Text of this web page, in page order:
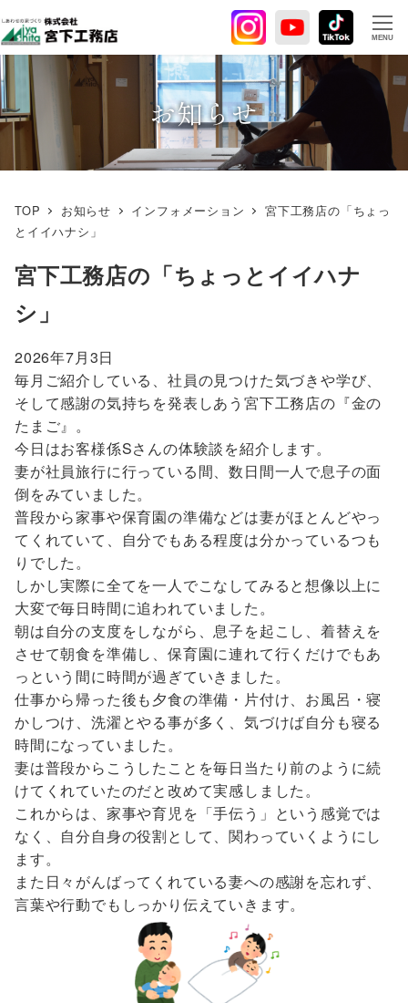
イ
ン
コ
ン
テ
ン
ツ
MENU
お知らせ
TOP お知らせ インフォメーション
宮下工務店の「ちょっ
とイイハナシ」
宮下工務店の「ちょっとイイハナ
シ」
2026年7月3日
毎月ご紹介している、社員の見つけた気づきや学び、
そして感謝の気持ちを発表しあう宮下工務店の『金の
たまご』。
今日はお客様係Sさんの体験談を紹介します。
妻が社員旅行に行っている間、数日間一人で息子の面
倒をみていました。
普段から家事や保育園の準備などは妻がほとんどやっ
てくれていて、自分でもある程度は分かっているつも
りでした。
しかし実際に全てを一人でこなしてみると想像以上に
大変で毎日時間に追われていました。
朝は自分の支度をしながら、息子を起こし、着替えを
させて朝食を準備し、保育園に連れて行くだけでもあ
っという間に時間が過ぎていきました。
仕事から帰った後も夕食の準備・片付け、お風呂・寝
かしつけ、洗濯とやる事が多く、気づけば自分も寝る
時間になっていました。
妻は普段からこうしたことを毎日当たり前のように続
けてくれていたのだと改めて実感しました。
これからは、家事や育児を「手伝う」という感覚では
なく、自分自身の役割として、関わっていくようにし
ます。
また日々がんばってくれている妻への感謝を忘れず、
言葉や行動でもしっかり伝えていきます。